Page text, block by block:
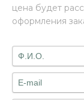
цена будет
оформления